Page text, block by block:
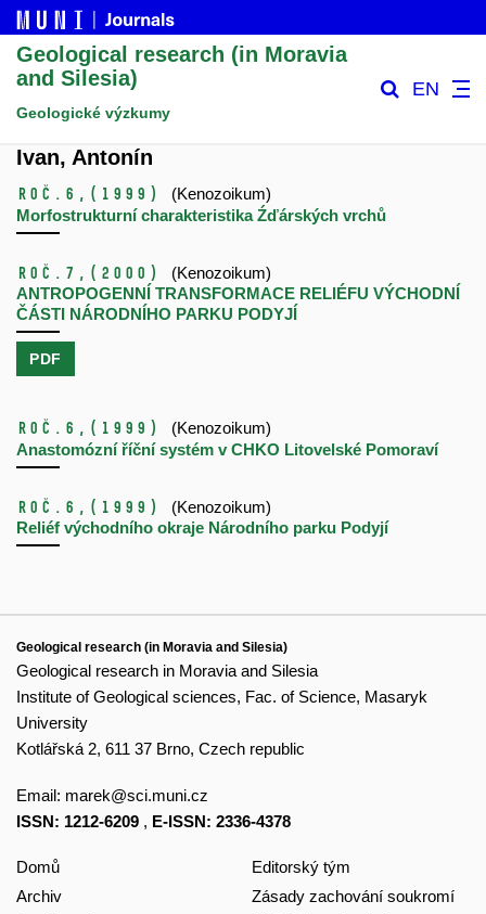
Geological research (in Moravia
and Silesia)
Geologické výzkumy
EN
Ivan, Antonín
Roč.6, (1999)
(Kenozoikum)
Morfostrukturní charakteristika Źďárských vrchů
Roč.7, (2000)
(Kenozoikum)
ANTROPOGENNÍ TRANSFORMACE RELIÉFU VÝCHODNÍ
ČÁSTI NÁRODNÍHO PARKU PODYJÍ
PDF
Roč.6, (1999)
(Kenozoikum)
Anastomózní říční systém v CHKO Litovelské Pomoraví
Roč.6, (1999)
(Kenozoikum)
Reliéf východního okraje Národního parku Podyjí
Geological research (in Moravia and Silesia)
Geological research in Moravia and Silesia
Institute of Geological sciences, Fac. of Science, Masaryk
University
Kotlářská 2, 611 37 Brno, Czech republic
Email: marek@sci.muni.cz
ISSN: 1212-6209 , E-ISSN: 2336-4378
Domů
Archiv
Editorský tým
Zásady zachování soukromí